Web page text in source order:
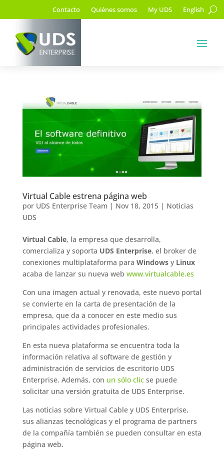
Contacto Quiénes somos My UDS English
Virtual Cable estrena página web
por UDS Enterprise Team | Nov 18, 2015| Noticias
UDS
Virtual Cable, la empresa que desarrolla,
comercializa y soporta UDS Enterprise, el broker de
conexiones multiplataforma para Windowsy Linux
acaba de lanzar su nueva web www.virtualcable.es
Con una imagen actual y renovada, este nuevo portal
se convierte en la carta de presentación de la
empresa, que da a conocer en este medio sus
principales actividades profesionales.
En esta nueva plataforma se encuentra toda la
información relativa al software de gestión y
administración de servicios de escritorio UDS
Enterprise. Además, con un sólo clicse puede
solicitar una versión gratuita de UDS Enterprise.
Las noticias sobre Virtual Cable y UDS Enterprise,
sus alianzas tecnológicas y el programa de partners
de la compañía también se pueden consultar en esta
página web.